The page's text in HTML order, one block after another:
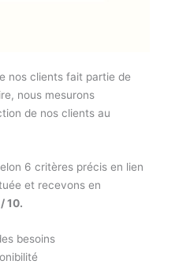
nos clients fait partie de
nous mesurons
de nos clients au
6 critères précis en lien
et recevons en
10.
besoins